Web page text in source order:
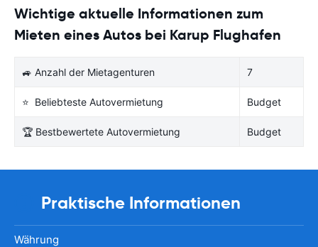
Wichtige aktuelle Informationen zum
Mieten eines Autos bei Karup Flughafen
🚙 Anzahl der Mietagenturen 7
⭐ Beliebteste Autovermietung Budget
🏆 Bestbewertete Autovermietung Budget
Praktische Informationen
Währung